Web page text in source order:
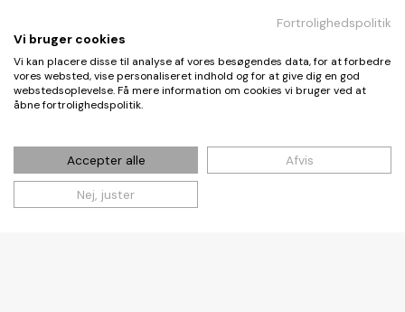
Redaktionen
redaktionen@ops-indsigt.dk
© De Fire Vinde ApS 2026
Fortrolighedspolitik
Vi bruger cookies
Vi kan placere disse til analyse af vores besøgendes data, for at forbedre
vores websted, vise personaliseret indhold og for at give dig en god
webstedsoplevelse. Få mere information om cookies vi bruger ved at
åbne fortrolighedspolitik.
Accepter alle Afvis
Nej, juster